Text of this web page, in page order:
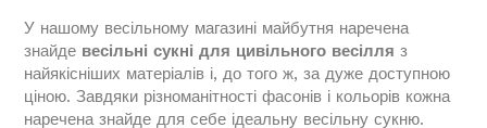
У нашому весільному магазині майбутня наречена
знайде весільні сукні для цивільного весілля з
найякісніших матеріалів і, до того ж, за дуже доступною
ціною. Завдяки різноманітності фасонів і кольорів кожна
наречена знайде для себе ідеальну весільну сукню.